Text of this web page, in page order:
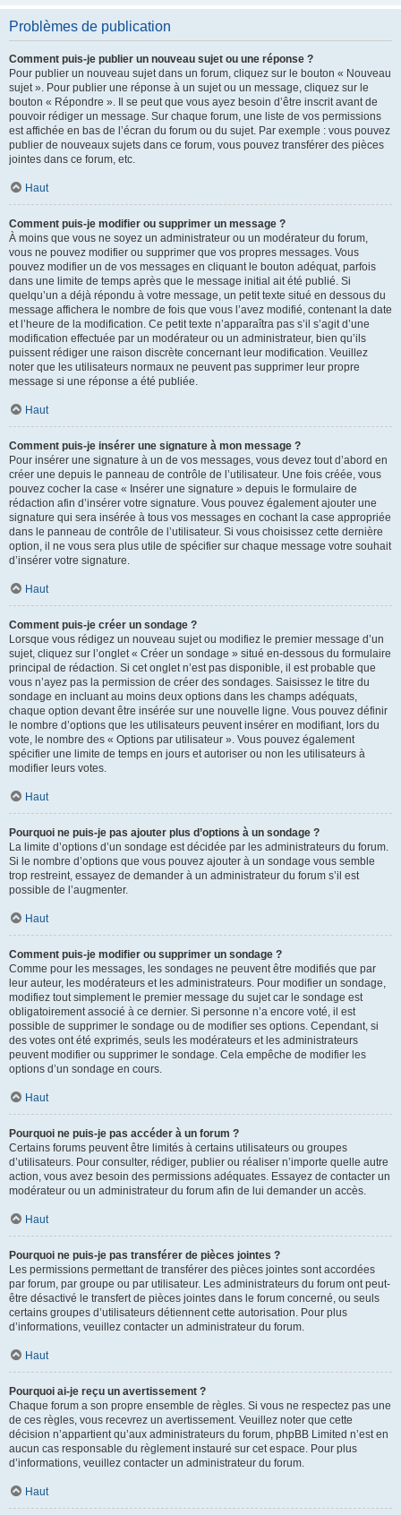
Problèmes de publication
Comment puis-je publier un nouveau sujet ou une réponse ?
Pour publier un nouveau sujet dans un forum, cliquez sur le bouton « Nouveau
sujet ». Pour publier une réponse à un sujet ou un message, cliquez sur le
bouton « Répondre ». Il se peut que vous ayez besoin d’être inscrit avant de
pouvoir rédiger un message. Sur chaque forum, une liste de vos permissions
est affichée en bas de l’écran du forum ou du sujet. Par exemple : vous pouvez
publier de nouveaux sujets dans ce forum, vous pouvez transférer des pièces
jointes dans ce forum, etc.
Haut
Comment puis-je modifier ou supprimer un message ?
À moins que vous ne soyez un administrateur ou un modérateur du forum,
vous ne pouvez modifier ou supprimer que vos propres messages. Vous
pouvez modifier un de vos messages en cliquant le bouton adéquat, parfois
dans une limite de temps après que le message initial ait été publié. Si
quelqu’un a déjà répondu à votre message, un petit texte situé en dessous du
message affichera le nombre de fois que vous l’avez modifié, contenant la date
et l’heure de la modification. Ce petit texte n’apparaîtra pas s’il s’agit d’une
modification effectuée par un modérateur ou un administrateur, bien qu’ils
puissent rédiger une raison discrète concernant leur modification. Veuillez
noter que les utilisateurs normaux ne peuvent pas supprimer leur propre
message si une réponse a été publiée.
Haut
Comment puis-je insérer une signature à mon message ?
Pour insérer une signature à un de vos messages, vous devez tout d’abord en
créer une depuis le panneau de contrôle de l’utilisateur. Une fois créée, vous
pouvez cocher la case « Insérer une signature » depuis le formulaire de
rédaction afin d’insérer votre signature. Vous pouvez également ajouter une
signature qui sera insérée à tous vos messages en cochant la case appropriée
dans le panneau de contrôle de l’utilisateur. Si vous choisissez cette dernière
option, il ne vous sera plus utile de spécifier sur chaque message votre souhait
d’insérer votre signature.
Haut
Comment puis-je créer un sondage ?
Lorsque vous rédigez un nouveau sujet ou modifiez le premier message d’un
sujet, cliquez sur l’onglet « Créer un sondage » situé en-dessous du formulaire
principal de rédaction. Si cet onglet n’est pas disponible, il est probable que
vous n’ayez pas la permission de créer des sondages. Saisissez le titre du
sondage en incluant au moins deux options dans les champs adéquats,
chaque option devant être insérée sur une nouvelle ligne. Vous pouvez définir
le nombre d’options que les utilisateurs peuvent insérer en modifiant, lors du
vote, le nombre des « Options par utilisateur ». Vous pouvez également
spécifier une limite de temps en jours et autoriser ou non les utilisateurs à
modifier leurs votes.
Haut
Pourquoi ne puis-je pas ajouter plus d’options à un sondage ?
La limite d’options d’un sondage est décidée par les administrateurs du forum.
Si le nombre d’options que vous pouvez ajouter à un sondage vous semble
trop restreint, essayez de demander à un administrateur du forum s’il est
possible de l’augmenter.
Haut
Comment puis-je modifier ou supprimer un sondage ?
Comme pour les messages, les sondages ne peuvent être modifiés que par
leur auteur, les modérateurs et les administrateurs. Pour modifier un sondage,
modifiez tout simplement le premier message du sujet car le sondage est
obligatoirement associé à ce dernier. Si personne n’a encore voté, il est
possible de supprimer le sondage ou de modifier ses options. Cependant, si
des votes ont été exprimés, seuls les modérateurs et les administrateurs
peuvent modifier ou supprimer le sondage. Cela empêche de modifier les
options d’un sondage en cours.
Haut
Pourquoi ne puis-je pas accéder à un forum ?
Certains forums peuvent être limités à certains utilisateurs ou groupes
d’utilisateurs. Pour consulter, rédiger, publier ou réaliser n’importe quelle autre
action, vous avez besoin des permissions adéquates. Essayez de contacter un
modérateur ou un administrateur du forum afin de lui demander un accès.
Haut
Pourquoi ne puis-je pas transférer de pièces jointes ?
Les permissions permettant de transférer des pièces jointes sont accordées
par forum, par groupe ou par utilisateur. Les administrateurs du forum ont peut-
être désactivé le transfert de pièces jointes dans le forum concerné, ou seuls
certains groupes d’utilisateurs détiennent cette autorisation. Pour plus
d’informations, veuillez contacter un administrateur du forum.
Haut
Pourquoi ai-je reçu un avertissement ?
Chaque forum a son propre ensemble de règles. Si vous ne respectez pas une
de ces règles, vous recevrez un avertissement. Veuillez noter que cette
décision n’appartient qu’aux administrateurs du forum, phpBB Limited n’est en
aucun cas responsable du règlement instauré sur cet espace. Pour plus
d’informations, veuillez contacter un administrateur du forum.
Haut